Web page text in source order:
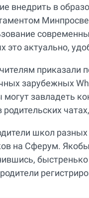
внедрить в
это актуально,
приказали
зарубежных
могут завладеть
родительских
школ
на Сферум.